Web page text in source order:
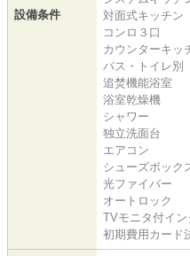
設備条件
対面式キッチン
コンロ３口
カウンターキッ
バス・トイレ別
追焚機能浴室
浴室乾燥機
シャワー
独立洗面台
エアコン
シューズボック
光ファイバー
オートロック
TVモニタ付イン
初期費用カード